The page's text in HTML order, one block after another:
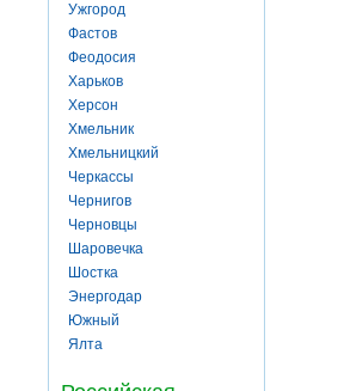
Ужгород
Фастов
Феодосия
Харьков
Херсон
Хмельник
Хмельницкий
Черкассы
Чернигов
Черновцы
Шаровечка
Шостка
Энергодар
Южный
Ялта